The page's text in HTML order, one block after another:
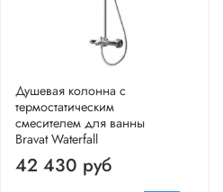
Душевая колонна с
термостатическим
смесителем для ванны
Bravat Waterfall
42 430 руб